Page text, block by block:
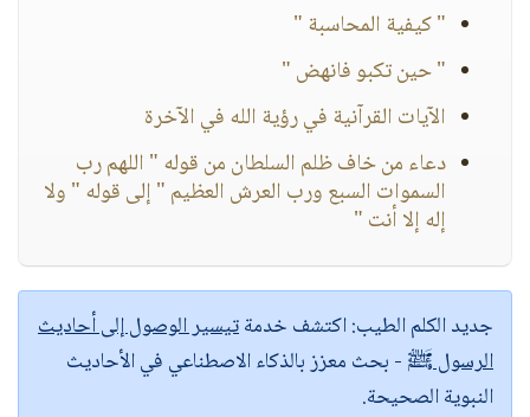
" كيفية المحاسبة "
" حين تكبو فانهض "
الآيات القرآنية في رؤية الله في الآخرة
دعاء من خاف ظلم السلطان من قوله " اللهم رب
السموات السبع ورب العرش العظيم " إلى قوله " ولا
إله إلا أنت "
جديد الكلم الطيب:اكتشف خدمةتيسير الوصول إلى أحاديث
الرسول ﷺ - بحث معزز بالذكاء الاصطناعي في الأحاديث
النبوية الصحيحة.